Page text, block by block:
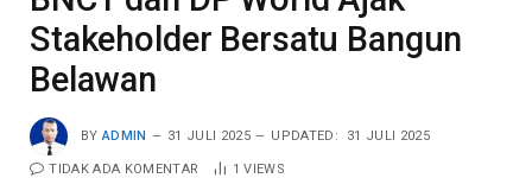
Stakeholder Bersatu Bangun
Belawan
BY ADMIN 31 JULI 2025 UPDATED: 31 JULI 2025
TIDAK ADA KOMENTAR 1VIEWS